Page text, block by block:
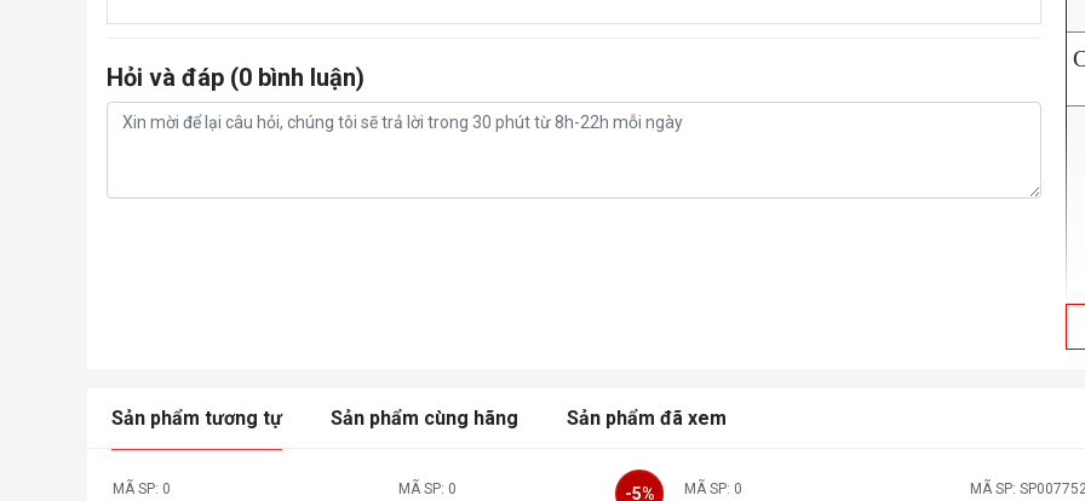
Hỏi và đáp (0 bình luận)
Sản phẩm tương tự Sản phẩm cùng hãng Sản phẩm đã xem
MÃ SP: 0 MÃ SP: 0 -5% MÃ SP: 0 MÃ SP: